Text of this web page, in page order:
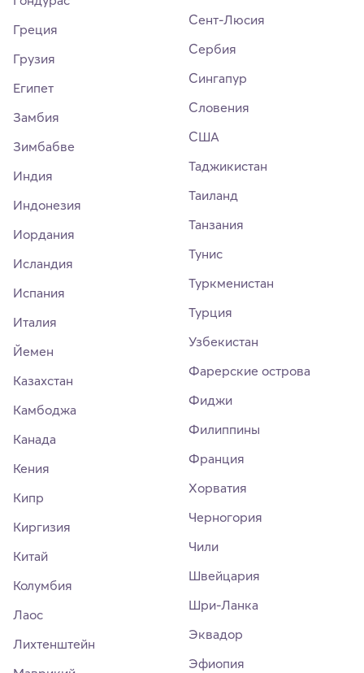
Греция
Грузия
Египет
Замбия
Зимбабве
Индия
Индонезия
Иордания
Исландия
Испания
Италия
Йемен
Казахстан
Камбоджа
Канада
Кения
Кипр
Киргизия
Китай
Колумбия
Лаос
Лихтенштейн
Сент-Люсия
Сербия
Сингапур
Словения
США
Таджикистан
Таиланд
Танзания
Тунис
Туркменистан
Турция
Узбекистан
Фарерские острова
Фиджи
Филиппины
Франция
Хорватия
Черногория
Чили
Швейцария
Шри-Ланка
Эквадор
Эфиопия